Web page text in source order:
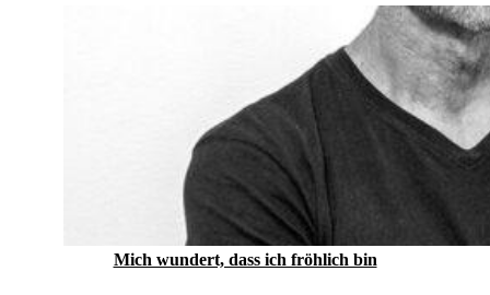
Mich wundert, dass ich fröhlich bin